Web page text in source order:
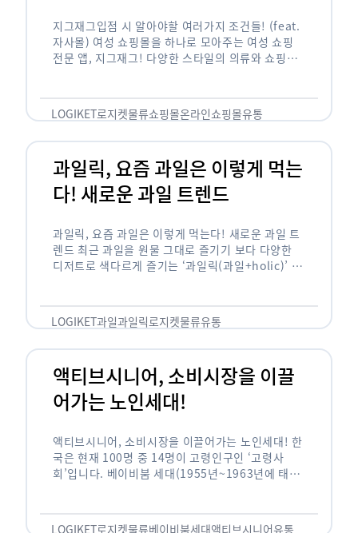
지그재그입점 시 알아야할 여러가지 조건들! (feat.
자사몰) 여성 쇼핑몰을 하나로 모아주는 여성 쇼핑
전문 앱, 지그재그! 다양한 스타일의 의류와 쇼핑몰
LOGIKET로지켓물류쇼핑몰온라인쇼핑몰유통
과일릭, 요즘 과일은 이렇게 먹는
다! 새로운 과일 트렌드
과일릭, 요즘 과일은 이렇게 먹는다! 새로운 과일 트
렌드 최근 과일을 원물 그대로 즐기기 보다 다양한
디저트로 색다르게 즐기는 ‘과일릭(과일+holic)’ 트
…
LOGIKET과일과일릭로지켓물류유통
액티브시니어, 소비시장을 이끌
어가는 노인세대!
액티브시니어, 소비시장을 이끌어가는 노인세대! 한
국은 현재 100명 중 14명이 고령인구인 ‘고령사
회’입니다. 베이비붐 세대(1955년~1963년에 태어
오고 있습니다. 하지만 사회가 늙어가는 …
LOGIKET로지켓물류베이비붐세대액티브시니어유통